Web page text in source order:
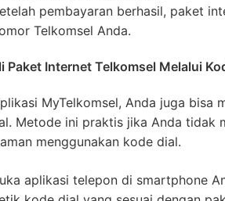
pembayaran berhasil, paket
Telkomsel Anda.
Paket Internet Telkomsel Melalui
MyTelkomsel, Anda juga bisa
Metode ini praktis jika Anda tidak
menggunakan kode dial.
aplikasi telepon di smartphone